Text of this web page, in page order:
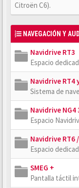
Citroën C6).
NAVEGACIÓN Y
Navidrive RT3
Espacio
Navidrive RT4
Sistema de
Navidrive NG4
Espacio
Navidrive RT6
Espacio
SMEG +
Pantalla táctil